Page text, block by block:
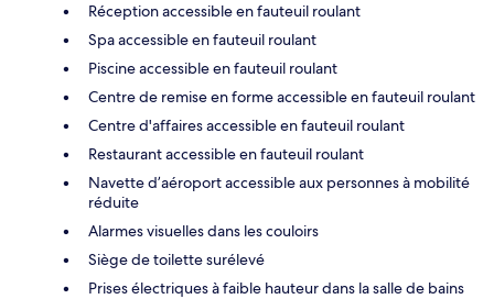
Réception accessible en fauteuil roulant
Spa accessible en fauteuil roulant
Piscine accessible en fauteuil roulant
Centre de remise en forme accessible en fauteuil roulant
Centre d'affaires accessible en fauteuil roulant
Restaurant accessible en fauteuil roulant
Navette d’aéroport accessible aux personnes à mobilité
réduite
Alarmes visuelles dans les couloirs
Siège de toilette surélevé
Prises électriques à faible hauteur dans la salle de bains